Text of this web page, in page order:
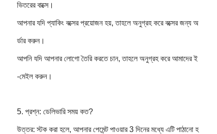
ভিতরের বাক্সে।
আপনার যদি প্যাকিং বক্সের প্রয়োজন হয়, তাহলে অনুগ্রহ করে বক্সের জন্য অ
র্ডার করুন।
আপনি যদি আপনার লোগো তৈরি করতে চান, তাহলে অনুগ্রহ করে আমাদের ই
-মেইল করুন।
5. প্রশ্ন: ডেলিভারি সময় কত?
উত্তর: স্টক করা হলে, আপনার পেমেন্ট পাওয়ার 3 দিনের মধ্যে এটি পাঠানো হ